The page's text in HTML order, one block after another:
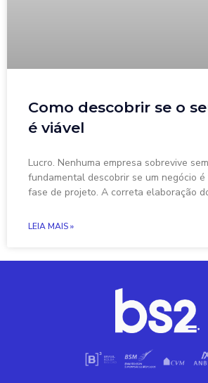
Como descobrir se o
é viável
Lucro. Nenhuma empresa sobrevive
fundamental descobrir se um negócio
fase de projeto. A correta elaboração
LEIA MAIS »